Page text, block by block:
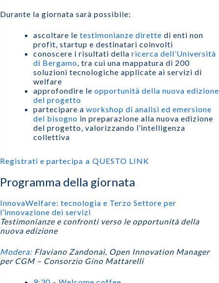
Durante la giornata sarà possibile:
ascoltare le testimonianze dirette di enti non
profit, startup e destinatari coinvolti
conoscere i risultati della ricerca dell’Università
di Bergamo, tra cui una mappatura di 200
soluzioni tecnologiche applicate ai servizi di
welfare
approfondire le opportunità della nuova edizione
del progetto
partecipare a workshop di analisi ed emersione
del bisogno in preparazione alla nuova edizione
del progetto, valorizzando l’intelligenza
collettiva
Registrati e partecipa a QUESTO LINK
Programma della giornata
InnovaWelfare: tecnologia e Terzo Settore per
l’innovazione dei servizi
Testimonianze e confronti verso le opportunità della
nuova edizione
Modera: Flaviano Zandonai, Open Innovation Manager
per CGM – Consorzio Gino Mattarelli